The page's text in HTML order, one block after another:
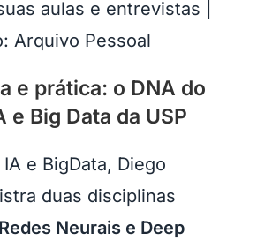
aulas e entrevistas |
Arquivo Pessoal
e prática: o DNA do
e Big Data da USP
e BigData, Diego
duas disciplinas
Redes Neurais e Deep